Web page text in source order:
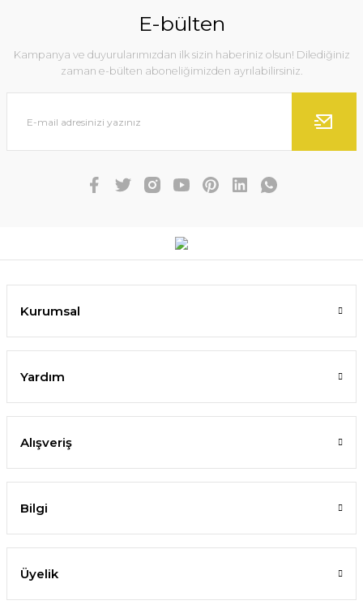
E-bülten
Kampanya ve duyurularımızdan ilk sizin haberiniz olsun! Dilediğiniz
zaman e-bülten aboneliğimizden ayrılabilirsiniz.
Kurumsal
Yardım
Alışveriş
Bilgi
Üyelik